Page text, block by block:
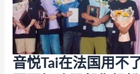
音悦Tai在法国用不